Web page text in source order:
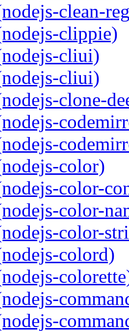
clean-
clippie)
cliui)
cliui)
clone-
color)
color-
color-
color-
colord)